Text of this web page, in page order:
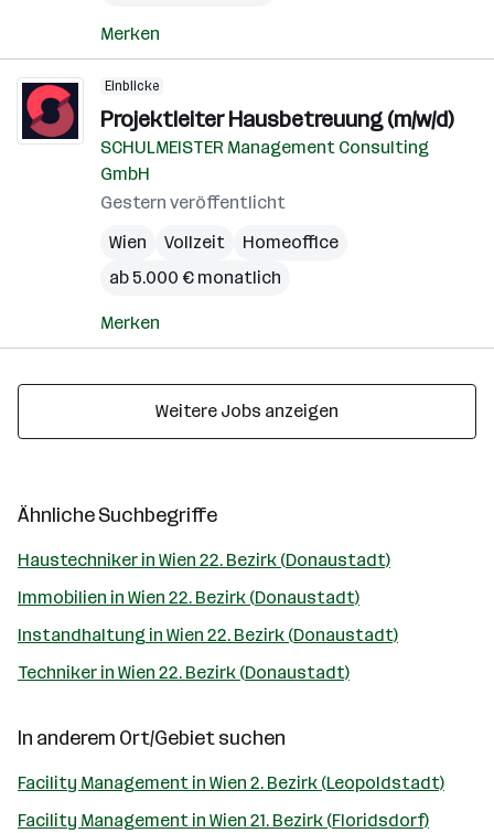
Merken
Einblicke
Projektleiter Hausbetreuung (m/w/d)
SCHULMEISTER Management Consulting
GmbH
Gestern veröffentlicht
Wien
Vollzeit
Homeoffice
ab 5.000 € monatlich
Merken
Weitere Jobs anzeigen
Ähnliche Suchbegriffe
Haustechniker in Wien 22. Bezirk (Donaustadt)
Immobilien in Wien 22. Bezirk (Donaustadt)
Instandhaltung in Wien 22. Bezirk (Donaustadt)
Techniker in Wien 22. Bezirk (Donaustadt)
In anderem Ort/Gebiet suchen
Facility Management in Wien 2. Bezirk (Leopoldstadt)
Facility Management in Wien 21. Bezirk (Floridsdorf)